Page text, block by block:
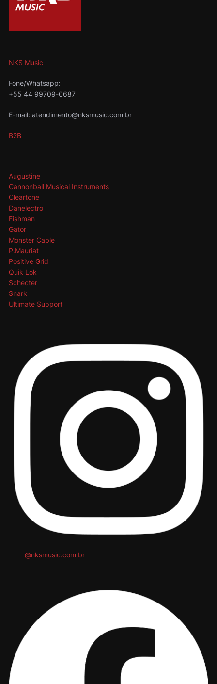
NKS Music
Fone/Whatsapp:
+55 44 99709-0687
E-mail: atendimento@nksmusic.com.br
B2B
Augustine
Cannonball Musical Instruments
Cleartone
Danelectro
Fishman
Gator
Monster Cable
P.Mauriat
Positive Grid
Quik Lok
Schecter
Snark
Ultimate Support
@nksmusic.com.br